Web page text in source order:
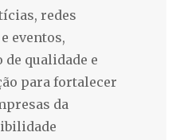
redes
eventos,
qualidade e
para fortalecer
da